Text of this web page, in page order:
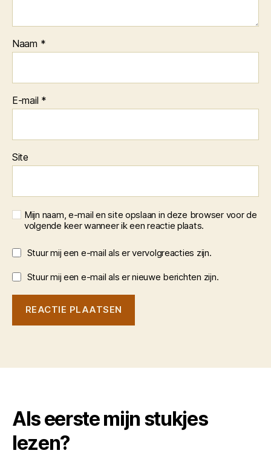
Naam *
E-mail *
Site
Mijn naam, e-mail en site opslaan in deze browser voor de
volgende keer wanneer ik een reactie plaats.
Stuur mij een e-mail als er vervolgreacties zijn.
Stuur mij een e-mail als er nieuwe berichten zijn.
Als eerste mijn stukjes
lezen?